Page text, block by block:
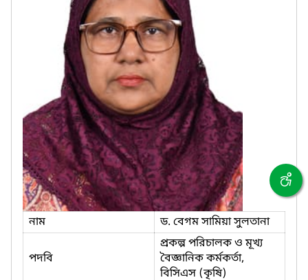
নাম ড. বেগম সামিয়া সুলতানা
পদবি
প্রকল্প পরিচালক ও মূখ্য
বৈজ্ঞানিক কর্মকর্তা,
বিসিএস (কৃষি)